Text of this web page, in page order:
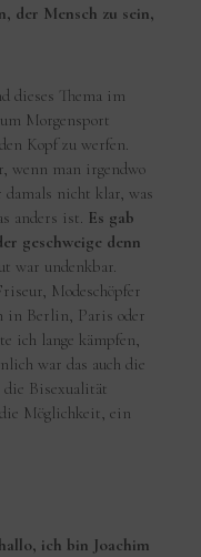
der Mensch zu sein,
dieses Thema im
Morgensport
Kopf zu werfen.
wenn man irgendwo
nicht klar, was
anders ist. Es gab
geschweige denn
war undenkbar.
Modeschöpfer
in Berlin, Paris oder
ich lange kämpfen,
war das auch die
die Bisexualität
Möglichkeit, ein
hallo, ich bin Joachim